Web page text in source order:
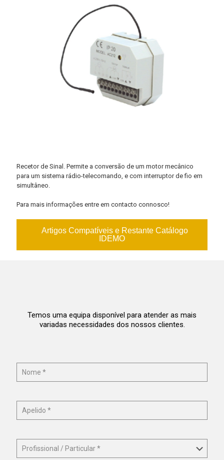
Recetor de Sinal. Permite a conversão de um motor mecânico
para um sistema rádio-telecomando, e com interruptor de fio em
simultâneo.
Para mais informações entre em contacto connosco!
Artigos Compatíveis e Restante Catálogo
IDEMO
Temos uma equipa disponível para atender as mais
variadas necessidades dos nossos clientes.